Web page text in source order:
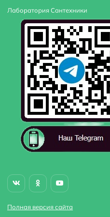
Лаборатория Сантехники
Полная версия сайта